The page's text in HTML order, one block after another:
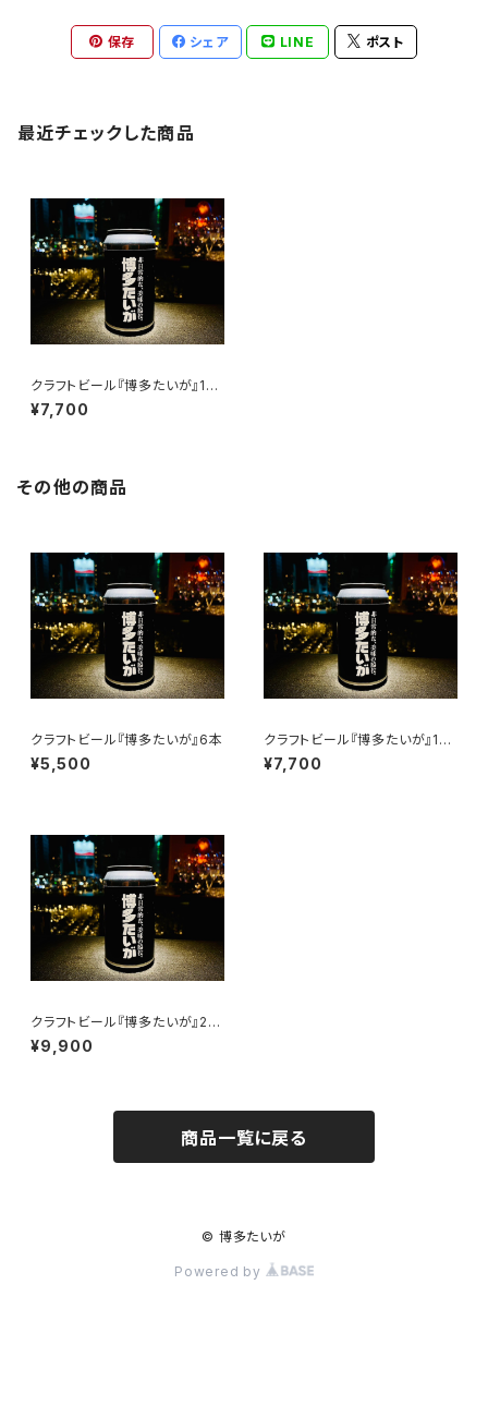
保存 シェア LINE ポスト
最近チェックした商品
クラフトビール『博多たいが』12
本
¥7,700
その他の商品
クラフトビール『博多たいが』6本
¥5,500
クラフトビール『博多たいが』12
本
¥7,700
クラフトビール『博多たいが』24
本
¥9,900
商品一覧に戻る
© 博多たいが
Powered by